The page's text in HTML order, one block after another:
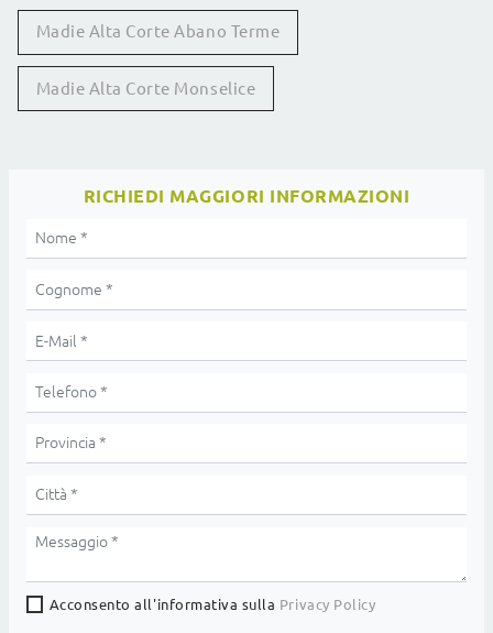
Madie Alta Corte Abano Terme
Madie Alta Corte Monselice
RICHIEDI MAGGIORI INFORMAZIONI
Acconsento all'informativa sulla Privacy Policy